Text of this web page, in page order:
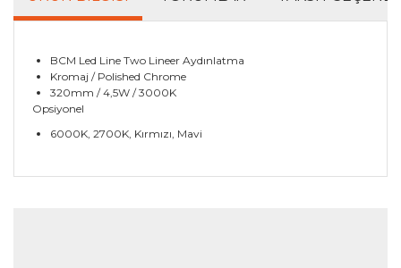
BCM Led Line Two Lineer Aydınlatma
Kromaj / Polished Chrome
320mm / 4,5W / 3000K
Opsiyonel
6000K, 2700K, Kırmızı, Mavi
Bu ürünün fiyat bilgisi, resim, ürün açıklamalarında ve